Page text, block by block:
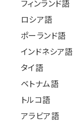
フィンランド語
ロシア語
ポーランド語
インドネシア語
タイ語
ベトナム語
トルコ語
アラビア語